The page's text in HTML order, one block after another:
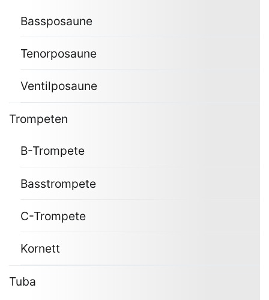
Bassposaune
Tenorposaune
Ventilposaune
Trompeten
B-Trompete
Basstrompete
C-Trompete
Kornett
Tuba